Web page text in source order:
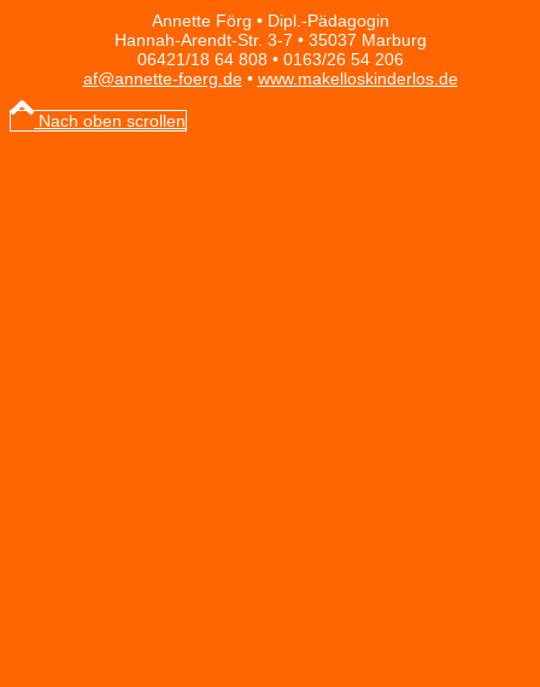
Annette Förg • Dipl.-Pädagogin
Hannah-Arendt-Str. 3-7 • 35037 Marburg
06421/18 64 808 • 0163/26 54 206
af@annette-foerg.de• www.makelloskinderlos.de
Nach oben scrollen